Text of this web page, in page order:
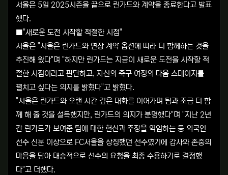
서울은 5일 2025시즌을 끝으로 린가드와 계약을 종료한다고 발표
했다.
■"새로운 도전 시작할 적절한 시점"
서울은 "서울은 린가드와 연장 계약 옵션에 따라 더 함께하는 것을
추진해 왔다"며 "하지만 린가드는 지금이 새로운 도전을 시작할 적
절한 시점이라고 판단하고, 자신의 축구 여정의 다음 스테이지를
펼치고 싶다는 의지를 밝혔다"고 밝혔다.
"서울은 린가드와 오랜 시간 깊은 대화를 이어가며 팀과 조금 더 함
께 해 줄 것을 설득했지만, 린가드의 의지가 분명했다"며 "지난 2년
간 린가드가 보여준 팀에 대한 헌신과 주장을 역임하는 등 외국인
선수 신분 이상으로 FC서울을 상징했던 선수였기에 감사와 존중의
마음을 담아 대승적으로 선수의 요청을 최종 수용하기로 결정했
다"고 더했다.